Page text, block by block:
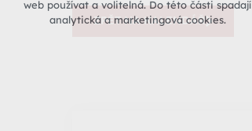
ZPĚT NA KALENDÁŘ
Odmítnout vše
web používat a volitelná. Do této části spadají
analytická a marketingová cookies.